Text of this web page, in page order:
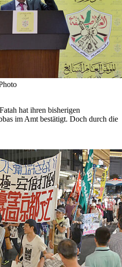
hat ihren bisherigen
im Amt bestätigt. Doch durch die